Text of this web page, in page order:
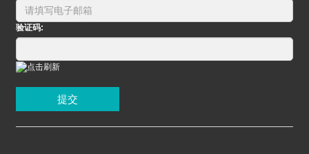
验证码:
提交